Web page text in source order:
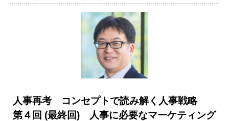
人事再考 コンセプトで読み解く人事戦略
第４回 (最終回) 人事に必要なマーケティング